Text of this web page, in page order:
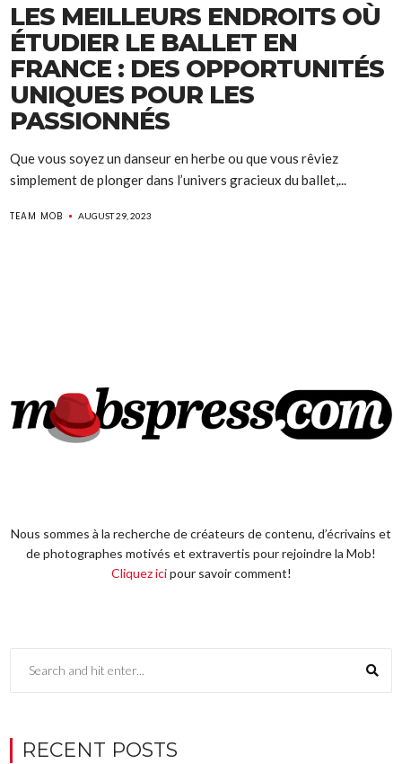
LES MEILLEURS ENDROITS OÙ
ÉTUDIER LE BALLET EN
FRANCE : DES OPPORTUNITÉS
UNIQUES POUR LES
PASSIONNÉS
Que vous soyez un danseur en herbe ou que vous rêviez
simplement de plonger dans l’univers gracieux du ballet,...
TEAM MOB AUGUST 29, 2023
Nous sommes à la recherche de créateurs de contenu, d’écrivains et
de photographes motivés et extravertis pour rejoindre la Mob!
Cliquez icipour savoir comment!
RECENT POSTS